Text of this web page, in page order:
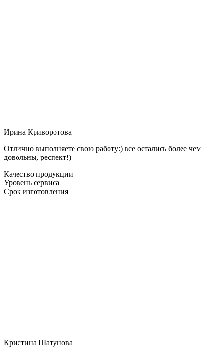
Ирина Криворотова
Отлично выполняете свою работу:) все остались более чем
довольны, респект!)
Качество продукции
Уровень сервиса
Срок изготовления
Кристина Шатунова